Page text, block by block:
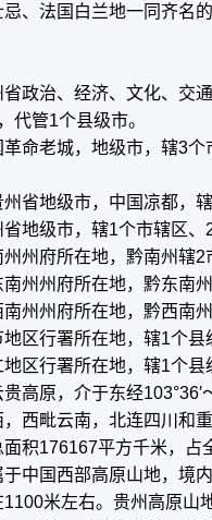
、法国白兰地一同齐名
治、经济、文化、交通
代管1个县级市。
老城，地级市，辖3个
地级市，中国凉都，辖
级市，辖1个市辖区、2
府所在地，黔南州辖2
州府所在地，黔东南州
州府所在地，黔西南州
行署所在地，辖1个县
行署所在地，辖1个县
原，介于东经103°36′～
西毗云南，北连四川和
积176167平方千米，占
国西部高原山地，境内
米左右。贵州高原山